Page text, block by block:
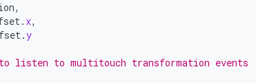
,
. x,
.y
listen to multitouch transformation events